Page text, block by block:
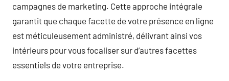
campagnes de marketing. Cette approche intégrale
garantit que chaque facette de votre présence en ligne
est méticuleusement administré, délivrant ainsi vos
intérieurs pour vous focaliser sur d’autres facettes
essentiels de votre entreprise.